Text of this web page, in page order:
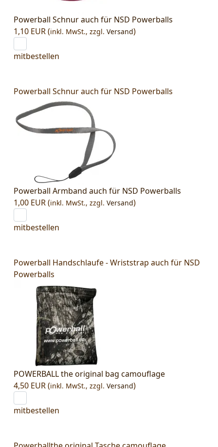
Powerball Schnur auch für NSD Powerballs
1,10 EUR (inkl. MwSt., zzgl. Versand)
mitbestellen
Powerball Schnur auch für NSD Powerballs
Powerball Armband auch für NSD Powerballs
1,00 EUR (inkl. MwSt., zzgl. Versand)
mitbestellen
Powerball Handschlaufe - Wriststrap auch für NSD
Powerballs
POWERBALL the original bag camouflage
4,50 EUR (inkl. MwSt., zzgl. Versand)
mitbestellen